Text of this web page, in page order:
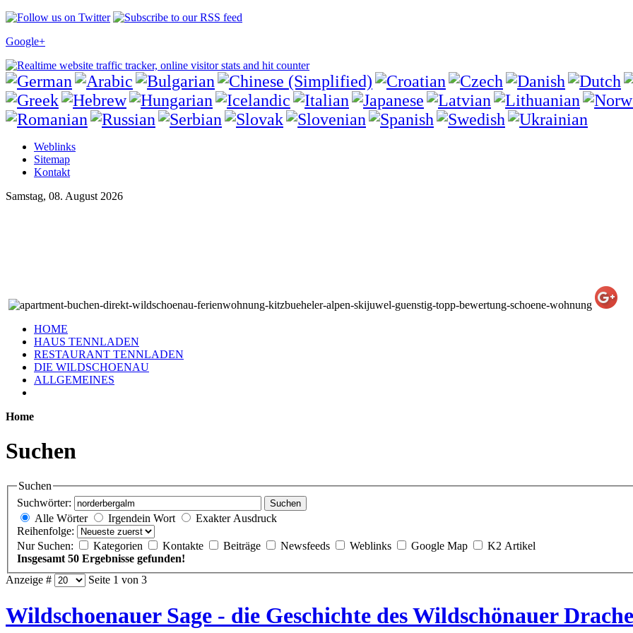
Google+
Weblinks
Sitemap
Kontakt
Samstag, 08. August 2026
HOME
HAUS TENNLADEN
RESTAURANT TENNLADEN
DIE WILDSCHOENAU
ALLGEMEINES
Home
Suchen
Suchen
Suchwörter:
Suchen
Alle Wörter Irgendein Wort
Exakter Ausdruck
Reihenfolge:
Nur Suchen:
Kategorien Kontakte Beiträge Newsfeeds Weblinks Google Map
K2 Artikel
Insgesamt 50 Ergebnisse gefunden!
Anzeige #
Seite 1 von 3
Wildschoenauer Sage - die Geschichte des Wildschönauer